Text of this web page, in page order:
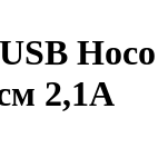
Hoco
2,1A